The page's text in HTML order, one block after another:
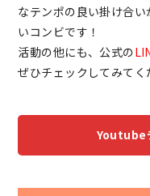
なテンポの良い掛け合
いコンビです！
活動の他にも、 公式の
ぜひチェックしてみてく
Youtube